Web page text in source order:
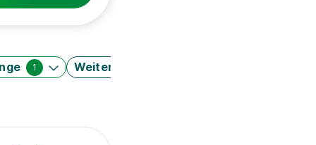
1 Weitere Filter